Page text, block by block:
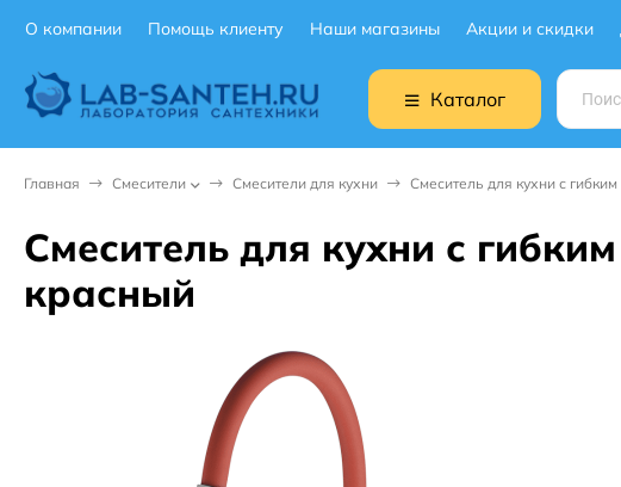
О компании Помощь клиенту Наши магазины Акции и скидки
Каталог
Главная Смесители Смесители для кухни Смеситель для кухни с
Смеситель для кухни с
красный